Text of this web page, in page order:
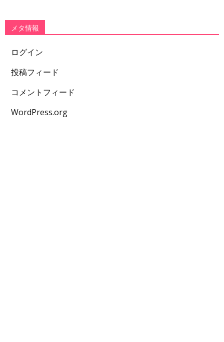
メタ情報
ログイン
投稿フィード
コメントフィード
WordPress.org